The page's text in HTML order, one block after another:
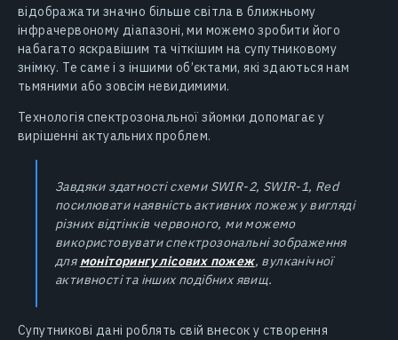
відображати значно більше світла в ближньому
інфрачервоному діапазоні, ми можемо зробити його
набагато яскравішим та чіткішим на супутниковому
знімку. Те саме і з іншими об’єктами, які здаються нам
тьмяними або зовсім невидимими.
Технологія спектрозональної зйомки допомагає у
вирішенні актуальних проблем.
Завдяки здатності схеми SWIR-2, SWIR-1, Red
посилювати наявність активних пожеж у вигляді
різних відтінків червоного, ми можемо
використовувати спектрозональні зображення
для моніторингу лісових пожеж, вулканічної
активності та інших подібних явищ.
Супутникові дані роблять свій внесок у створення